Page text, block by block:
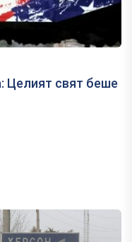
Целият свят беше